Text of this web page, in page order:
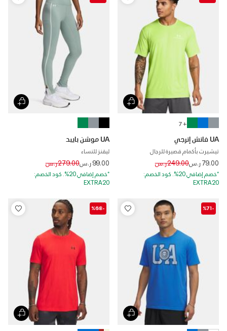
+ 7
UA فانش إنرجي
تيشيرت بأكمام قصيرة للرجال
79.00 ر.س Price reduced from
249.00 ر.س to
*خصم إضافي 20%. كود الخصم:
EXTRA20
UA موشن بايبد
ليقنز للنساء
99.00 ر.س Price reduced from
279.00 ر.س to
*خصم إضافي 20%. كود الخصم:
EXTRA20
-%71
-%68